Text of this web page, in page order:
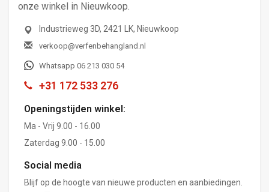
onze winkel in Nieuwkoop.
Industrieweg 3D, 2421 LK, Nieuwkoop
verkoop@verfenbehangland.nl
Whatsapp 06 213 030 54
+31 172 533 276
Openingstijden winkel:
Ma - Vrij 9.00 - 16.00
Zaterdag 9.00 - 15.00
Social media
Blijf op de hoogte van nieuwe producten en aanbiedingen.